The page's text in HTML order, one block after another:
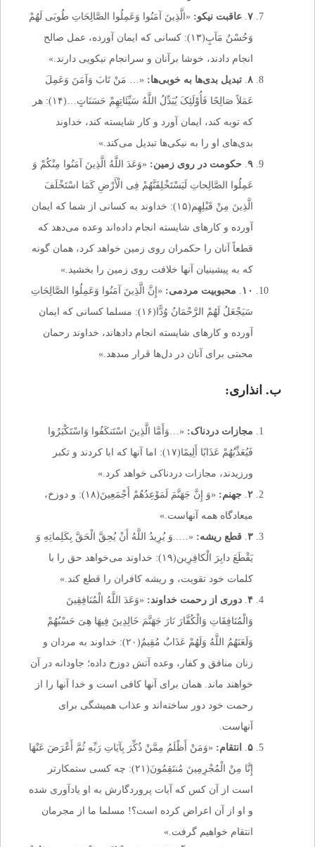
۷. عاقبت نیکو: «الَّذِینَ آمَنُوا وَعَمِلُوا الصَّالِحَاتِ طُوبَى لَهُمْ
وَحُسْنُ مَآبٍ(۱۳): کسانی که ایمان آورده، عمل صالح
انجام دادند، خوشا برآنان و سرانجام نیکویی دارند.»
۸. تبدیل بدی‌ها به خوبی‌ها: «… مَنْ تَابَ وَآمَنَ وَعَمِلَ
عَمَلاً صَالِحًا فَأُوْلَئِکَ یُبَدِّلُ اللَّهُ سَیِّئَاتِهِمْ حَسَنَاتٍ…(۱۴): هر
که توبه کند، ایمان آورد و کار شایسته کند، خداوند
بدی‌های او را به نیکی‌ها تبدیل می‌کند.»
۹. حکومت در روی زمین: «وَعَدَ اللَّهُ الَّذِینَ آمَنُوا مِنْکُمْ وَ
عَمِلُوا الصَّالِحاتِ لَیَسْتَخْلِفَنَّهُمْ فِی الْأَرْضِ کَمَا اسْتَخْلَفَ
الَّذِینَ مِنْ قَبْلِهِم(۱۵): خداوند به کسانی از شما که ایمان
آورده و کارهای شایسته انجام داده‌اند وعده می‌دهد که
قطعاً آنان را حکمران روی زمین خواهد کرد، همان گونه
که به پیشینیان آنها خلافت روی زمین را بخشید.»
۱۰ . محبوبیت مردمی: «إِنَّ الَّذِینَ آمَنُوا وَعَمِلُوا الصَّالِحَاتِ
سَیَجْعَلُ لَهُمْ الرَّحْمَانُ وُدًّا(۱۶): مسلما کسانى که ایمان
آورده و کارهاى شایسته انجام داده‏اند، خداوند رحمان
محبتى براى آنان در دل‌ها قرار مى‏دهد.»
ب. انذاری:
مجازات دردناک: «…وَأَمَّا الَّذِینَ اسْتَنکَفُوا وَاسْتَکْبَرُوا
فَیُعَذِّبُهُمْ عَذَابًا أَلِیمًا(۱۷): اما آنها که ابا کردند و تکبر
ورزیدند، مجازات دردناکى خواهد کرد.»
۲. جهنم:
«وَ إِنَّ جَهَنَّمَ لَمَوْعِدُهُمْ أَجْمَعِینَ(۱۸): و دوزخ،
میعادگاه همه آنهاست.»
۳. قطع ریشه: «…..وَ یُرِیدُ اللَّهُ أَنْ یُحِقَّ الْحَقَّ بِکَلِماتِهِ وَ
یَقْطَعَ دابِرَ الْکافِرِین(۱۹): خداوند می‌خواهد حق را با
کلمات خود تقویت، و ریشه کافران را قطع کند.»
۴. دوری از رحمت خداوند: «وَعَدَ اللَّهُ الْمُنَافِقِینَ
وَالْمُنَافِقَاتِ وَالْکُفَّارَ نَارَ جَهَنَّمَ خَالِدِینَ فِیهَا هِیَ حَسْبُهُمْ
وَلَعَنَهُمُ اللَّهُ وَلَهُمْ عَذَابٌ مُقِیمٌ(۲۰): خداوند به مردان و
زنان منافق و کفار، وعده آتش دوزخ داده؛ جاودانه در آن
خواهند ماند. همان براى آنها کافى است و خدا آنها را از
رحمت خود دور ساخته‌اند و عذاب همیشگى براى
آنهاست.
۵. انتقام: «وَمَنْ أَظْلَمُ مِمَّنْ ذُکِّرَ بِآیَاتِ رَبِّهِ ثُمَّ أَعْرَضَ عَنْهَا
إِنَّا مِنْ الْمُجْرِمِینَ مُنتَقِمُونَ(۲۱): چه کسى ستمکارتر
است از آن کس که آیات پروردگارش به او یادآورى شده
و او از آن اعراض کرده است؟! مسلما ما از مجرمان
انتقام خواهیم گرفت.»